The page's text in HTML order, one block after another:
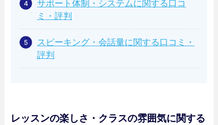
サポート体制・システムに関する口コ
ミ・評判
スピーキング・会話量に関する口コミ・
評判
レッスンの楽しさ・クラスの雰囲気に関する